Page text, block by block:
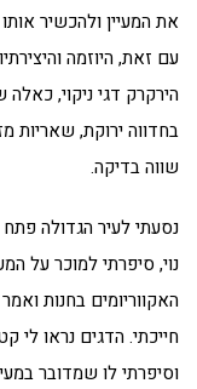
את המעיין ולהכשיר
עם זאת, היוזמה
הירקרק דגי ניקוי,
בחדווה ירוקת, שאריות
שווה בדיקה.
נסעתי לעיר הגדולה פתח
נוי, סיפרתי למוכר על
האקווריומים בחנות
חייכתי. הדגים נראו לי
וסיפרתי לו שמדובר